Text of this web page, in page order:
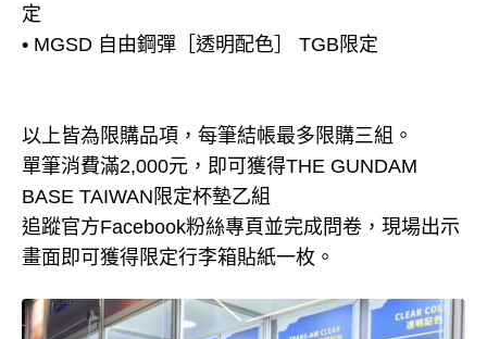
定
• MGSD 自由鋼彈［透明配色］ TGB限定
以上皆為限購品項，每筆結帳最多限購三組。
單筆消費滿2,000元，即可獲得THE GUNDAM
BASE TAIWAN限定杯墊乙組
追蹤官方Facebook粉絲專頁並完成問卷，現場出示
畫面即可獲得限定行李箱貼紙一枚。